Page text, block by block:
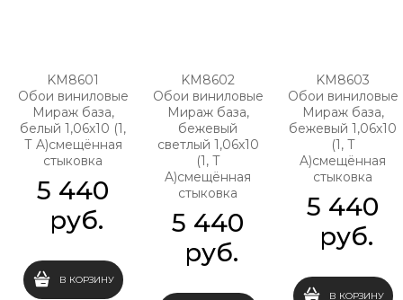
KM8601
Обои виниловые
Мираж база,
белый 1,06х10 (1,
Т A)смещённая
стыковка
5 440
руб.
В КОРЗИНУ
KM8602
Обои виниловые
Мираж база,
бежевый
светлый 1,06х10
(1, Т
A)смещённая
стыковка
5 440
руб.
KM8603
Обои виниловые
Мираж база,
бежевый 1,06х10
(1, Т
A)смещённая
стыковка
5 440
руб.
В КОРЗИНУ